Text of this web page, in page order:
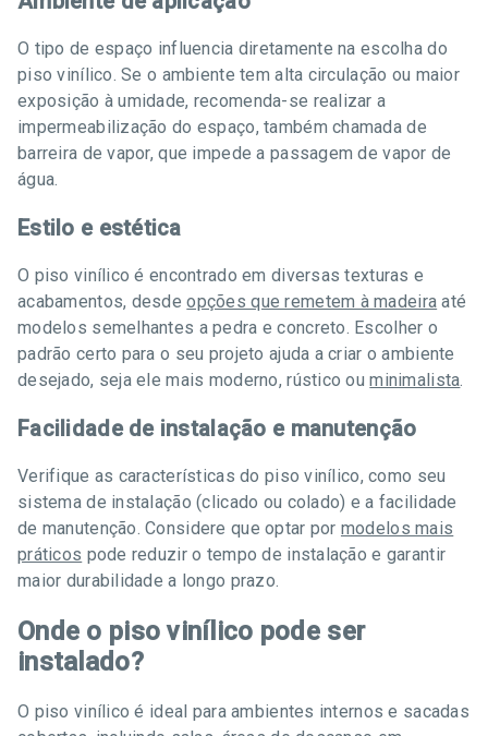
O tipo de espaço influencia diretamente na escolha do
piso vinílico. Se o ambiente tem alta circulação ou maior
exposição à umidade, recomenda-se realizar a
impermeabilização do espaço, também chamada de
barreira de vapor, que impede a passagem de vapor de
água.
Estilo e estética
O piso vinílico é encontrado em diversas texturas e
acabamentos, desdeopções que remetem à madeira até
modelos semelhantes a pedra e concreto. Escolher o
padrão certo para o seu projeto ajuda a criar o ambiente
desejado, seja ele mais moderno, rústico ouminimalista.
Facilidade de instalação e manutenção
Verifique as características do piso vinílico, como seu
sistema de instalação (clicado ou colado) e a facilidade
de manutenção. Considere que optar por modelos mais
práticos pode reduzir o tempo de instalação e garantir
maior durabilidade a longo prazo.
Onde o piso vinílico pode ser
instalado?
O piso vinílico é ideal para ambientes internos e sacadas